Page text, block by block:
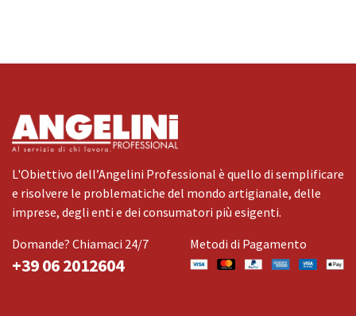
L'Obiettivo dell’Angelini Professional è quello di semplificare
e risolvere le problematiche del mondo artigianale, delle
imprese, degli enti e dei consumatori più esigenti.
Domande? Chiamaci 24/7
+39 06 2012604
Metodi di Pagamento